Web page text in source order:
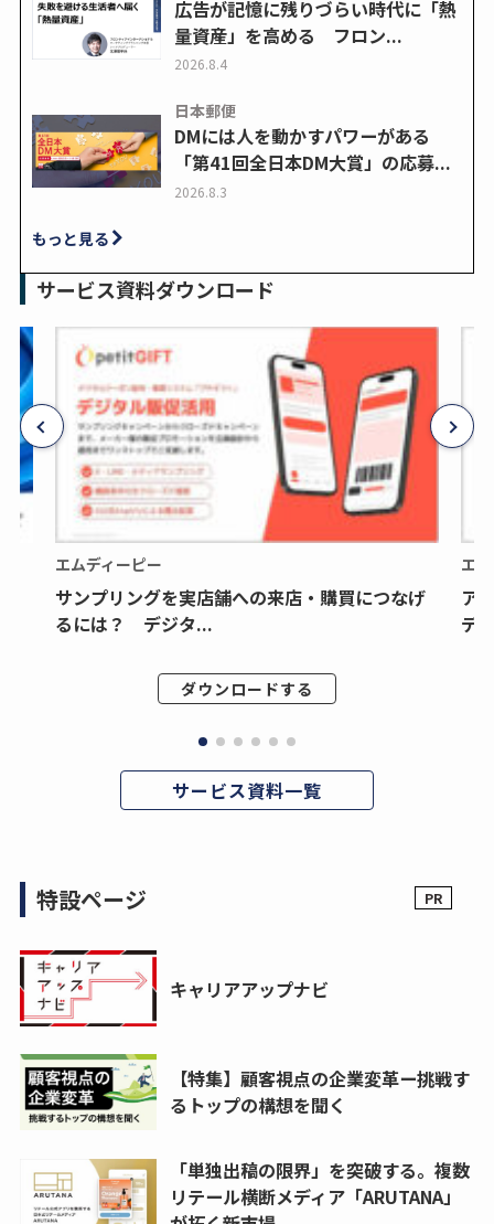
広告が記憶に残りづらい時代に「熱
量資産」を高める フロン...
2026.8.4
日本郵便
DMには人を動かすパワーがある
「第41回全日本DM大賞」の応募...
2026.8.3
もっと見る
サービス資料ダウンロード
エムディーピー
サンプリングを実店舗への来店・購買につなげ
るには？ デジタ...
ダウンロードする
エ
ア
デ
サービス資料一覧
特設ページ
キャリアアップナビ
【特集】顧客視点の企業変革ー挑戦す
るトップの構想を聞く
「単独出稿の限界」を突破する。複数
リテール横断メディア「ARUTANA」